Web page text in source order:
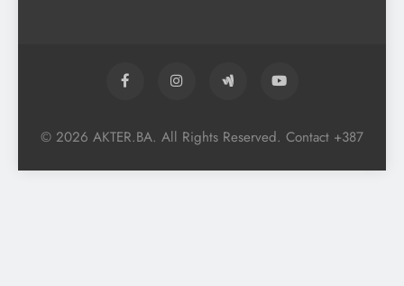
© 2026 AKTER.BA. All Rights Reserved. Contact +387